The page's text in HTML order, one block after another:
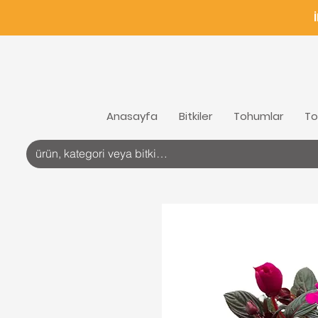
Anasayfa Bitkiler Tohumlar